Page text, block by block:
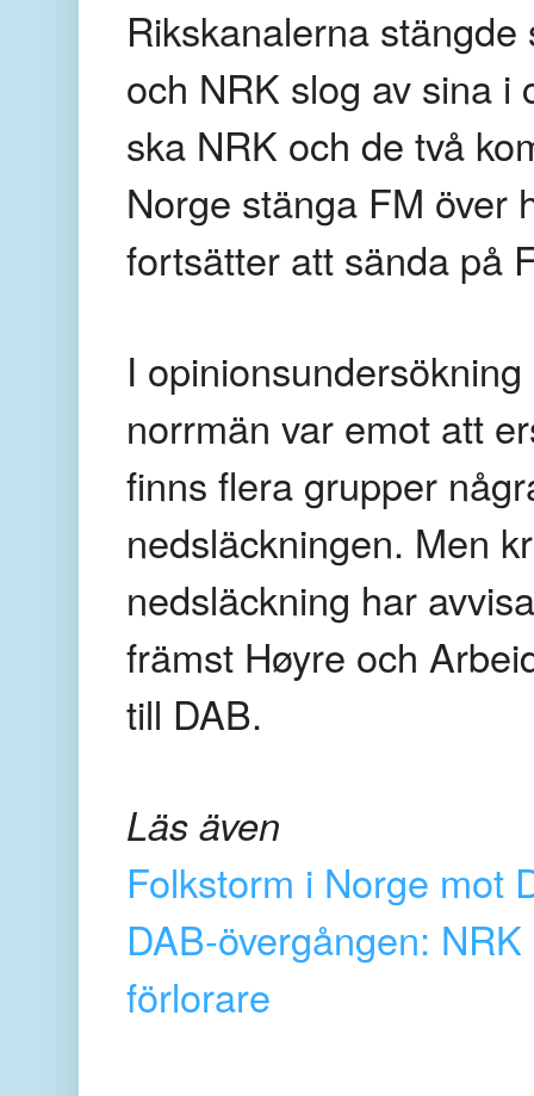
Rikskanalerna
och NRK slog av sina i
ska NRK och de två
Norge stänga FM över
fortsätter att sända på
I
norrmän var emot att
finns flera grupper
nedsläckningen. Men
nedsläckning har
främst Høyre och
till DAB.
Läs även
Folkstorm i Norge mot
DAB-övergången:
förlorare